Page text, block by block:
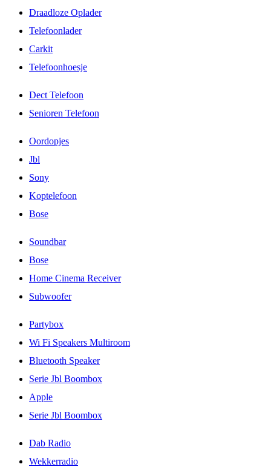
Draadloze Oplader
Telefoonlader
Carkit
Telefoonhoesje
Dect Telefoon
Senioren Telefoon
Oordopjes
Jbl
Sony
Koptelefoon
Bose
Soundbar
Bose
Home Cinema Receiver
Subwoofer
Partybox
Wi Fi Speakers Multiroom
Bluetooth Speaker
Serie Jbl Boombox
Apple
Serie Jbl Boombox
Dab Radio
Wekkerradio